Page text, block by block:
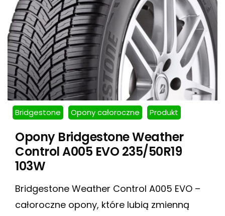
Bridgestone Opony całoroczne Produkt
Opony Bridgestone Weather
Control A005 EVO 235/50R19
103W
Bridgestone Weather Control A005 EVO –
całoroczne opony, które lubią zmienną